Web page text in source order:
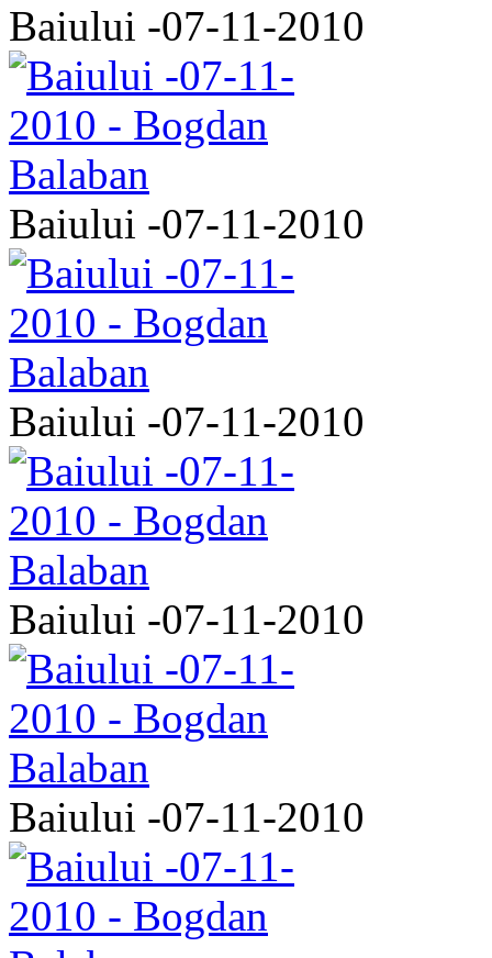
Baiului -07-11-2010
Baiului -07-11-2010
Baiului -07-11-2010
Baiului -07-11-2010
Baiului -07-11-2010